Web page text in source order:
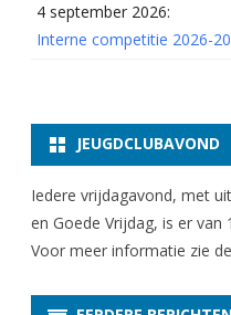
4 september 2026:
Interne competitie 2026-
JEUGDCLUBAVOND
Iedere vrijdagavond, met
en Goede Vrijdag, is er van
Voor meer informatie zie